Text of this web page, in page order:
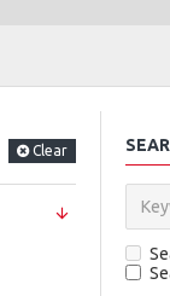
Clear